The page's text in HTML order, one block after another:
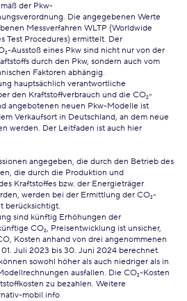
der Pkw-
Die angegebenen Werte
Messverfahren WLTP (Worldwide
Test Procedures) ermittelt. Der
Ausstoß eines Pkw sind nicht nur von der
durch den Pkw, sondern auch vom
Faktoren abhängig.
hauptsächlich verantwortliche
den Kraftstoffverbrauch und die CO₂-
angebotenen neuen Pkw-Modelle ist
Verkaufsort in Deutschland, an dem neue
werden. Der Leitfaden ist auch hier
angegeben, die durch den Betrieb des
die durch die Produktion und
Kraftstoffes bzw. der Energieträger
werden bei der Ermittlung der CO₂-
berücksichtigt.
sind künftig Erhöhungen der
CO₂, Preisentwicklung ist unsicher,
Kosten anhand von drei angenommenen
Juli 2023 bis 30. Juni 2024 berechnet.
sowohl höher als auch niedriger als in
ausfallen. Die CO₂-Kosten
zu bezahlen. Weitere
mobil.info